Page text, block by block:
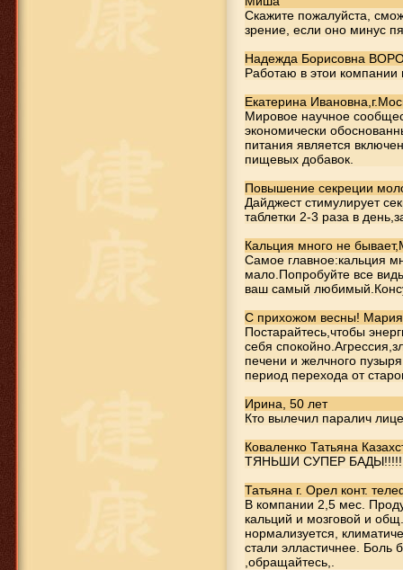
Скажите пожалуйста,
зрение, если оно минус
Надежда Борисовна
Работаю в этои компании
Екатерина
Мировое научное
экономически
питания является
пищевых добавок.
Повышение секреции
Дайджест стимулирует
таблетки 2-3 раза в
Кальция много не
Самое главное:кальция
мало.Попробуйте все
ваш самый
С прихожом весны!
Постарайтесь,чтобы
себя
печени и желчного
период перехода от
Ирина, 50 лет
Кто вылечил паралич
Коваленко Татьяна
ТЯНЬШИ СУПЕР
Татьяна г. Орел конт.
В компании 2,5 мес.
кальций и мозговой и
нормализуется,
стали элластичнее.
,обращайтесь,.